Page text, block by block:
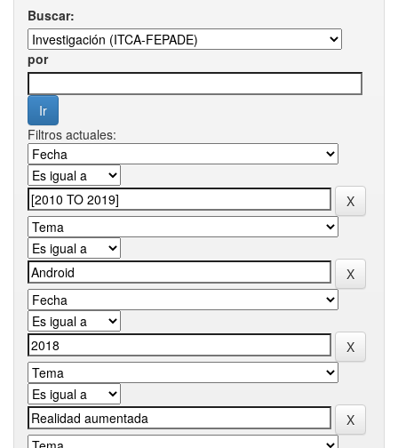
Buscar:
por
Filtros actuales: